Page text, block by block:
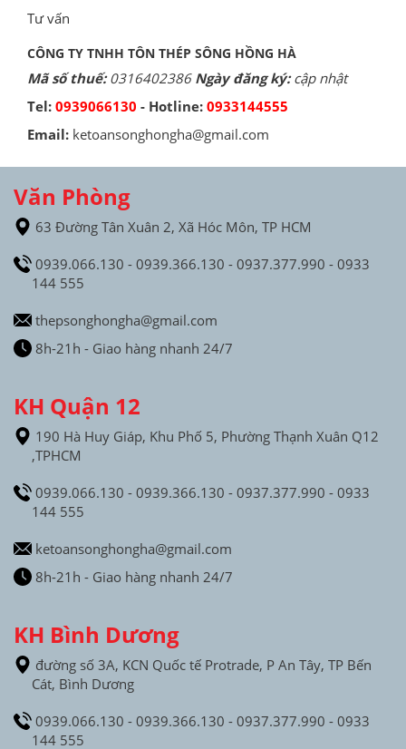
Tư vấn
CÔNG TY TNHH TÔN THÉP SÔNG HỒNG HÀ
Mã số thuế:0316402386Ngày đăng ký:cập nhật
Tel: 0939066130 - Hotline: 0933144555
Email: ketoansonghongha@gmail.com
Văn Phòng
63 Đường Tân Xuân 2, Xã Hóc Môn, TP HCM
0939.066.130 - 0939.366.130 - 0937.377.990 - 0933
144 555
thepsonghongha@gmail.com
8h-21h - Giao hàng nhanh 24/7
KH Quận 12
190 Hà Huy Giáp, Khu Phố 5, Phường Thạnh Xuân Q12
,TPHCM
0939.066.130 - 0939.366.130 - 0937.377.990 - 0933
144 555
ketoansonghongha@gmail.com
8h-21h - Giao hàng nhanh 24/7
KH Bình Dương
đường số 3A, KCN Quốc tế Protrade, P An Tây, TP Bến
Cát, Bình Dương
0939.066.130 - 0939.366.130 - 0937.377.990 - 0933
144 555